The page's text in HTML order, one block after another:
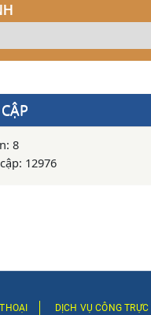
8
12976
DỊCH VỤ CÔNG TRỰC